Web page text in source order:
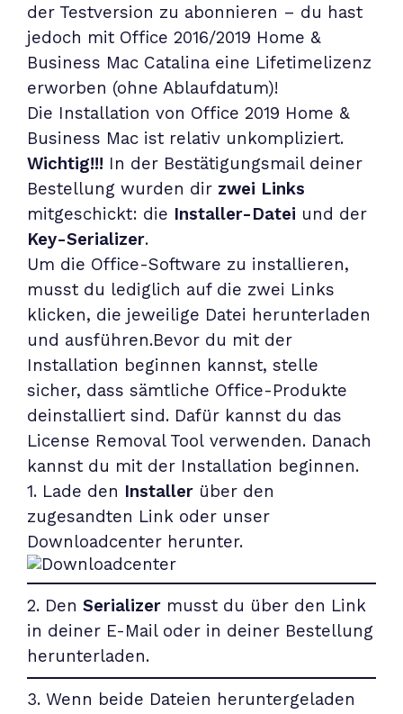
der Testversion zu abonnieren – du hast
jedoch mit Office 2016/2019 Home &
Business Mac Catalina eine Lifetimelizenz
erworben (ohne Ablaufdatum)!
Die Installation von Office 2019 Home &
Business Mac ist relativ unkompliziert.
Wichtig!!! In der Bestätigungsmail deiner
Bestellung wurden dir zwei Links
mitgeschickt: die Installer-Datei und der
Key-Serializer.
Um die Office-Software zu installieren,
musst du lediglich auf die zwei Links
klicken, die jeweilige Datei herunterladen
und ausführen.Bevor du mit der
Installation beginnen kannst, stelle
sicher, dass sämtliche Office-Produkte
deinstalliert sind. Dafür kannst du das
License Removal Tool verwenden. Danach
kannst du mit der Installation beginnen.
1. Lade den Installer über den
zugesandten Link oder unser
Downloadcenter herunter.
2. Den Serializer musst du über den Link
in deiner E-Mail oder in deiner Bestellung
herunterladen.
3. Wenn beide Dateien heruntergeladen